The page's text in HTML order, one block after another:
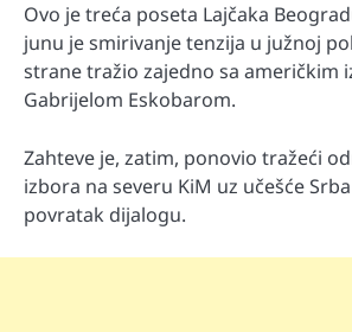
Ovo je treća poseta Lajčaka
junu je smirivanje tenzija u južnoj
strane tražio zajedno sa američkim
Gabrijelom Eskobarom.
Zahteve je, zatim, ponovio tražeći
izbora na severu KiM uz učešće
povratak dijalogu.